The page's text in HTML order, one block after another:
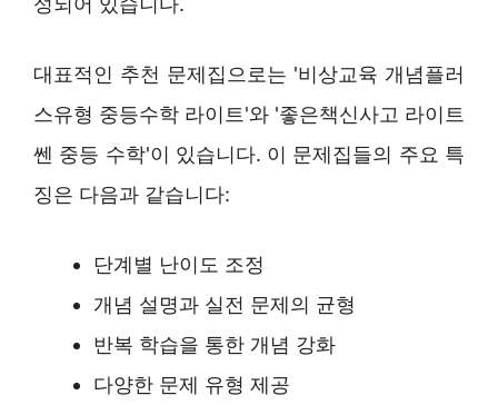
대표적인 추천 문제집으로는 '비상교육 개념플러
스유형 중등수학 라이트'와 '좋은책신사고 라이트
쎈 중등 수학'이 있습니다. 이 문제집들의 주요 특
징은 다음과 같습니다:
단계별 난이도 조정
개념 설명과 실전 문제의 균형
반복 학습을 통한 개념 강화
다양한 문제 유형 제공